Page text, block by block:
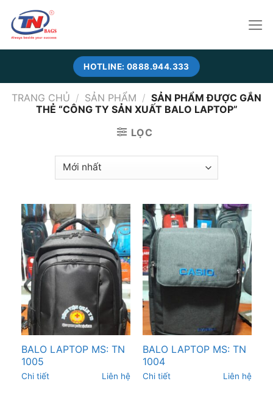
content
HOTLINE: 0888.944.333
TRANG CHỦ / SẢN PHẨM / SẢN PHẨM ĐƯỢC GẮN
THẺ “CÔNG TY SẢN XUẤT BALO LAPTOP”
LỌC
BALO LAPTOP MS: TN
1005
Chi tiết Liên hệ
BALO LAPTOP MS: TN
1004
Chi tiết Liên hệ